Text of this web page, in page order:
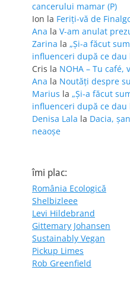
cancerului mamar (P)
Ion la Feriţi-vă de
Ana la V-am anulat
Zarina la „Și-a făcut
influenceri după ce dau
Cris la NOHA – Tu café,
Ana la Noutăți despre
Marius la „Și-a făcut
influenceri după ce dau
Denisa Lala la Dacia,
neaoșe
îmi plac:
România Ecologică
Shelbizleee
Levi Hildebrand
Gittemary Johansen
Sustainably Vegan
Pickup Limes
Rob Greenfield